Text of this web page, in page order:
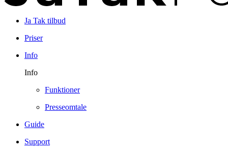
Ja Tak tilbud
Priser
Info
Info
Funktioner
Presseomtale
Guide
Support